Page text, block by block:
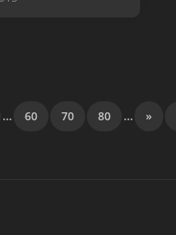
... 60 70 80 ... »